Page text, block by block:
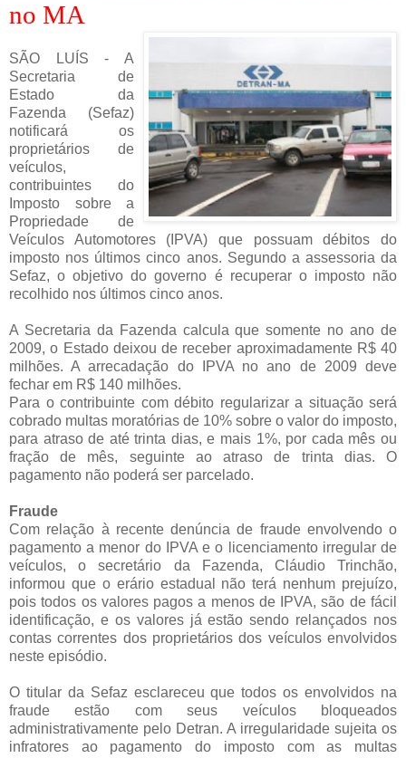
no MA
SÃO LUÍS - A
Secretaria de
Estado da
Fazenda (Sefaz)
notificará os
proprietários de
veículos,
contribuintes do
Imposto sobre a
Propriedade de
Veículos Automotores (IPVA) que possuam débitos do
imposto nos últimos cinco anos. Segundo a assessoria da
Sefaz, o objetivo do governo é recuperar o imposto não
recolhido nos últimos cinco anos.
A Secretaria da Fazenda calcula que somente no ano de
2009, o Estado deixou de receber aproximadamente R$ 40
milhões. A arrecadação do IPVA no ano de 2009 deve
fechar em R$ 140 milhões.
Para o contribuinte com débito regularizar a situação será
cobrado multas moratórias de 10% sobre o valor do imposto,
para atraso de até trinta dias, e mais 1%, por cada mês ou
fração de mês, seguinte ao atraso de trinta dias. O
pagamento não poderá ser parcelado.
Fraude
Com relação à recente denúncia de fraude envolvendo o
pagamento a menor do IPVA e o licenciamento irregular de
veículos, o secretário da Fazenda, Cláudio Trinchão,
informou que o erário estadual não terá nenhum prejuízo,
pois todos os valores pagos a menos de IPVA, são de fácil
identificação, e os valores já estão sendo relançados nos
contas correntes dos proprietários dos veículos envolvidos
neste episódio.
O titular da Sefaz esclareceu que todos os envolvidos na
fraude estão com seus veículos bloqueados
administrativamente pelo Detran. A irregularidade sujeita os
infratores ao pagamento do imposto com as multas